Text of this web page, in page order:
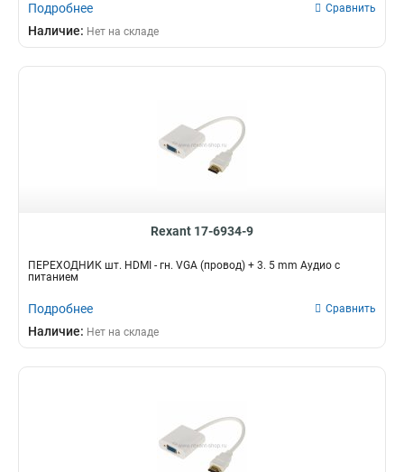
Подробнее Сравнить
Наличие: Нет на складе
Rexant 17-6934-9
ПЕРЕХОДНИК шт. HDMI - гн. VGA (провод) + 3. 5 mm Аудио с
питанием
Подробнее Сравнить
Наличие: Нет на складе